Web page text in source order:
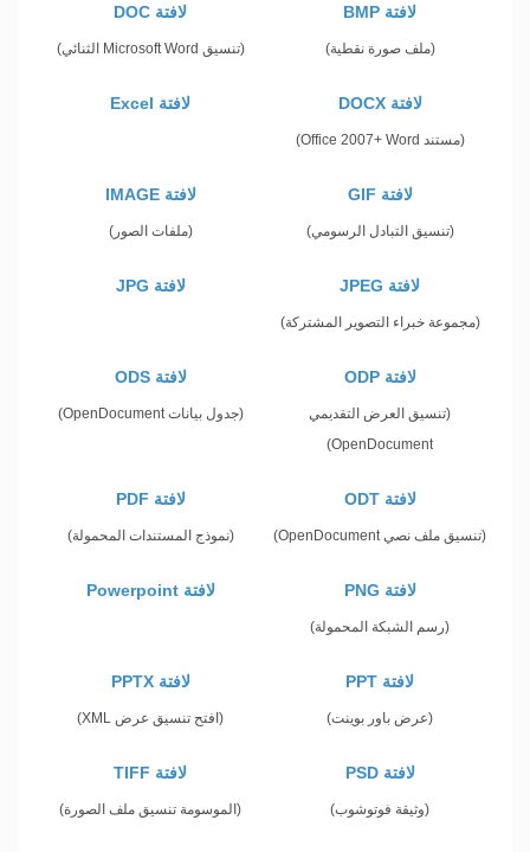
لافتة BMP
(ملف صورة نقطية)
لافتة DOC
(تنسيق Microsoft Word الثنائي)
لافتة DOCX
(مستند Office 2007+ Word)
لافتة Excel
لافتة GIF
(تنسيق التبادل الرسومي)
لافتة IMAGE
(ملفات الصور)
لافتة JPEG
(مجموعة خبراء التصوير المشتركة)
لافتة JPG
لافتة ODP
(تنسيق العرض التقديمي
OpenDocument)
لافتة ODS
(جدول بيانات OpenDocument)
لافتة ODT
(تنسيق ملف نصي OpenDocument)
لافتة PDF
(نموذج المستندات المحمولة)
لافتة PNG
(رسم الشبكة المحمولة)
لافتة Powerpoint
لافتة PPT
(عرض باور بوينت)
لافتة PPTX
(افتح تنسيق عرض XML)
لافتة PSD
(وثيقة فوتوشوب)
لافتة TIFF
(الموسومة تنسيق ملف الصورة)